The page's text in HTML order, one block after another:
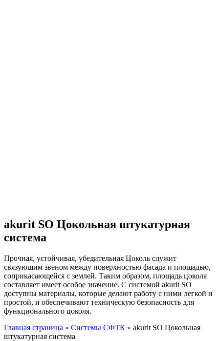
akurit SO Цокольная штукатурная
система
Прочная, устойчивая, убедительная Цоколь служит
связующим звеном между поверхностью фасада и площадью,
соприкасающейся с землей. Таким образом, площадь цоколя
составляет имеет особое значение. С системой akurit SO
доступны материалы, которые делают работу с ними легкой и
простой, и обеспечивают техническую безопасность для
функционального цоколя.
Главная страница » Системы СФТК » akurit SO Цокольная
штукатурная система